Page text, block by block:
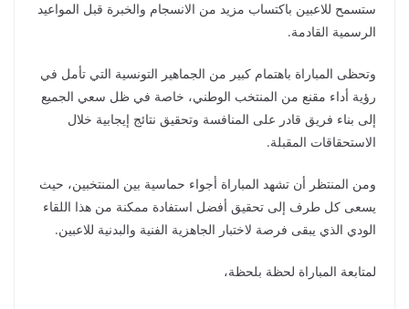
ستسمح للاعبين باكتساب مزيد من الانسجام والخبرة قبل المواعيد
الرسمية القادمة.
وتحظى المباراة باهتمام كبير من الجماهير التونسية التي تأمل في
رؤية أداء مقنع من المنتخب الوطني، خاصة في ظل سعي الجميع
إلى بناء فريق قادر على المنافسة وتحقيق نتائج إيجابية خلال
الاستحقاقات المقبلة.
ومن المنتظر أن تشهد المباراة أجواء حماسية بين المنتخبين، حيث
يسعى كل طرف إلى تحقيق أفضل استفادة ممكنة من هذا اللقاء
الودي الذي يبقى فرصة لاختبار الجاهزية الفنية والبدنية للاعبين.
لمتابعة المباراة لحظة بلحظة،